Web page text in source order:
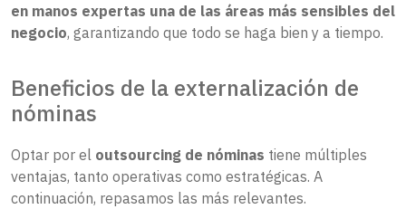
en manos expertas una de las áreas más sensibles del
negocio, garantizando que todo se haga bien y a tiempo.
Beneficios de la externalización de
nóminas
Optar por el outsourcing de nóminas tiene múltiples
ventajas, tanto operativas como estratégicas. A
continuación, repasamos las más relevantes.